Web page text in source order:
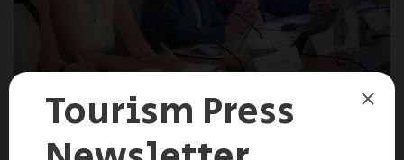
ΕΙΔΉΣΕΙΣ ΠΡΩΤΟΣΈΛΙΔΑ